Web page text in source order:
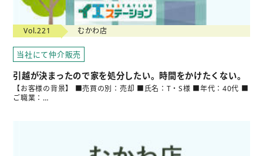
Vol.221 むかわ店
当社にて仲介販売
引越が決まったので家を処分したい。時間をかけたくない。
【お客様の背景】 ■売買の別：売却 ■氏名：T・S様 ■年代：40代 ■
ご職業：…